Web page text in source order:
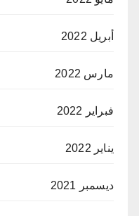
أبريل 2022
مارس 2022
فبراير 2022
يناير 2022
ديسمبر 2021